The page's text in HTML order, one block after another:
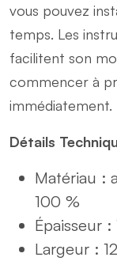
vous pouvez
temps. Les
facilitent son
commencer à
immédiatement.
Détails
Matériau :
100 %
Épaisseur :
Largeur :